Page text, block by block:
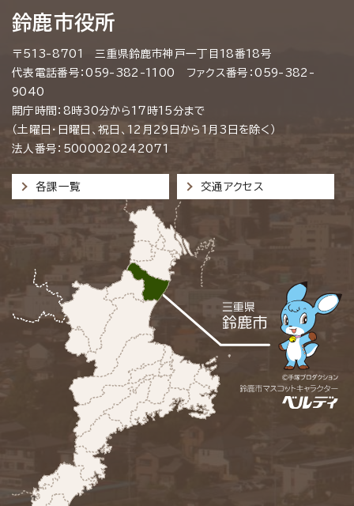
鈴鹿市役所
〒513-8701 三重県鈴鹿市神戸一丁目18番18号
代表電話番号：059-382-1100 ファクス番号：059-382-
9040
開庁時間：8時30分から17時15分まで
（土曜日・日曜日、祝日、12月29日から1月3日を除く）
法人番号：5000020242071
各課一覧 交通アクセス